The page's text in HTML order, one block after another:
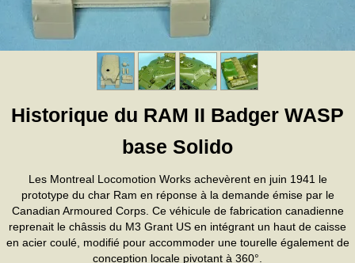
Historique du RAM II Badger WASP
base Solido
Les Montreal Locomotion Works achevèrent en juin 1941 le
prototype du char Ram en réponse à la demande émise par le
Canadian Armoured Corps. Ce véhicule de fabrication canadienne
reprenait le châssis du M3 Grant US en intégrant un haut de caisse
en acier coulé, modifié pour accommoder une tourelle également de
conception locale pivotant à 360°.